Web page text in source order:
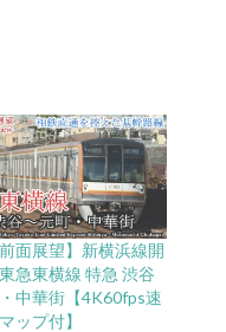
前面展望】新横浜線開
急東横線 特急 渋谷
中華街【4K60fps速
ップ付】